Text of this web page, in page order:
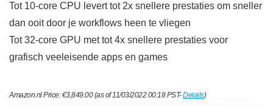
Tot 10‐core CPU levert tot 2x snellere prestaties om sneller
dan ooit door je workflows heen te vliegen
Tot 32‐core GPU met tot 4x snellere prestaties voor
grafisch veeleisende apps en games
Amazon.nl Price:€3,849.00(as of 11/03/2022 00:18 PST-Details)